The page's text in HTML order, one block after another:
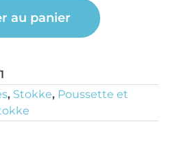
au panier
, Stokke, Poussette et